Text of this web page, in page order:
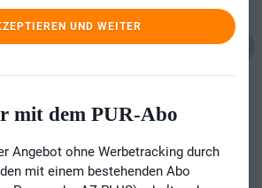
UND WEITER
mit dem PUR-Abo
Angebot ohne Werbetracking durch
mit einem bestehenden Abo